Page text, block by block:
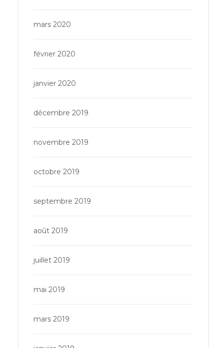
mars 2020
février 2020
janvier 2020
décembre 2019
novembre 2019
octobre 2019
septembre 2019
août 2019
juillet 2019
mai 2019
mars 2019